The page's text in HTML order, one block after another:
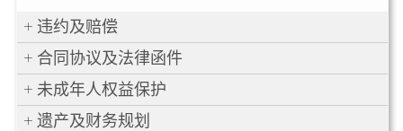
违约及赔偿
合同协议及法律函件
未成年人权益保护
遗产及财务规划